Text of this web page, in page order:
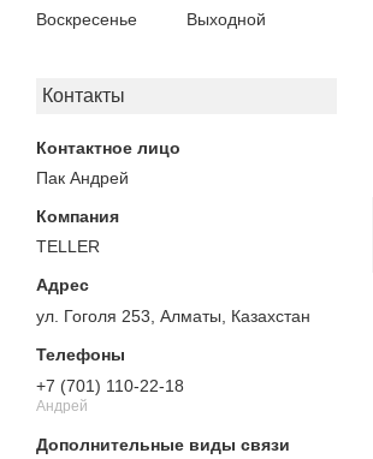
Воскресенье
Выходной
Контакты
Пак Андрей
TELLER
ул. Гоголя 253, Алматы, Казахстан
+7 (701) 110-22-18
Андрей